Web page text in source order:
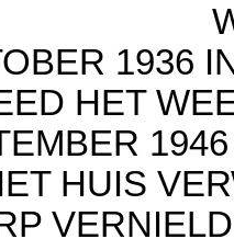
1936
HET
HUIS